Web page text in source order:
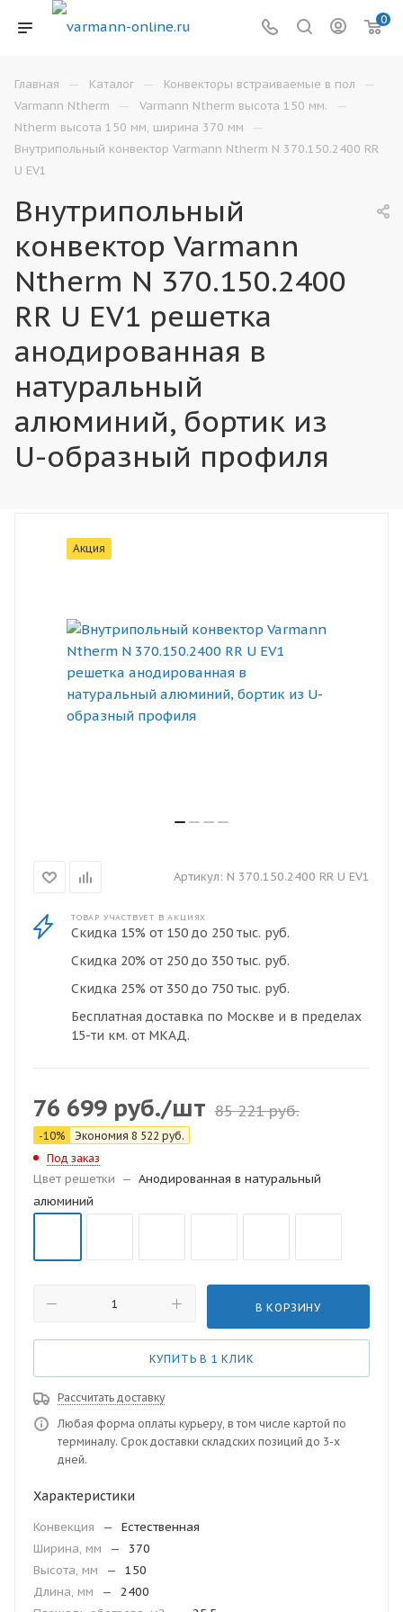
0
Главная — Каталог — Конвекторы встраиваемые в пол —
Varmann Ntherm — Varmann Ntherm высота 150 мм. —
Ntherm высота 150 мм, ширина 370 мм —
Внутрипольный конвектор Varmann Ntherm N 370.150.2400 RR
U EV1
Внутрипольный
конвектор Varmann
Ntherm N 370.150.2400
RR U EV1 решетка
анодированная в
натуральный
алюминий, бортик из
U-образный профиля
Акция
Артикул: N 370.150.2400 RR U EV1
ТОВАР УЧАСТВУЕТ В АКЦИЯХ
Скидка 15% от 150 до 250 тыс. руб.
Скидка 20% от 250 до 350 тыс. руб.
Скидка 25% от 350 до 750 тыс. руб.
Бесплатная доставка по Москве и в пределах
15-ти км. от МКАД.
76 699 руб./шт 85 221руб.
-10% Экономия 8 522 руб.
Под заказ
Цвет решетки — Анодированная в натуральный
алюминий
В КОРЗИНУ
КУПИТЬ В 1 КЛИК
Рассчитать доставку
Любая форма оплаты курьеру, в том числе картой по
терминалу. Срок доставки складских позиций до 3-х
дней.
Характеристики
Конвекция —
Естественная
Ширина, мм
—
370
Высота, мм
—
150
Длина, мм
—
2400